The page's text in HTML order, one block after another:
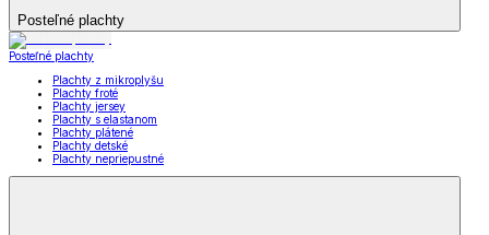
Posteľné plachty
Posteľné plachty
Plachty z mikroplyšu
Plachty froté
Plachty jersey
Plachty s elastanom
Plachty plátené
Plachty detské
Plachty nepriepustné